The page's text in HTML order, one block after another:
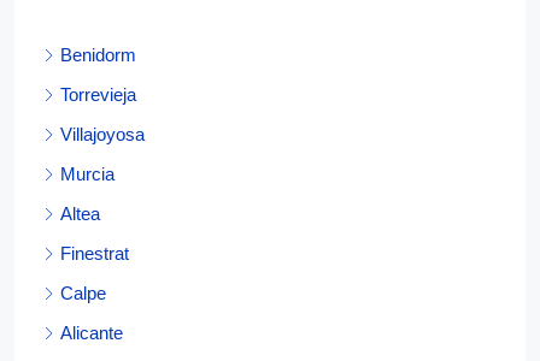
Benidorm
Torrevieja
Villajoyosa
Murcia
Altea
Finestrat
Calpe
Alicante